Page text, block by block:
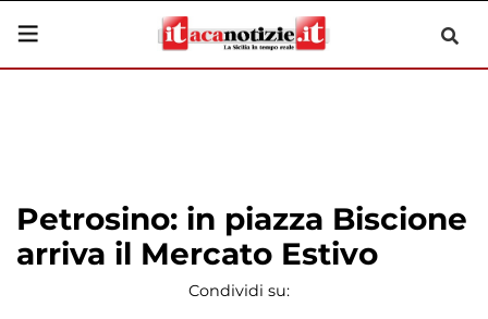
Petrosino: in piazza Biscione
arriva il Mercato Estivo
Condividi su: